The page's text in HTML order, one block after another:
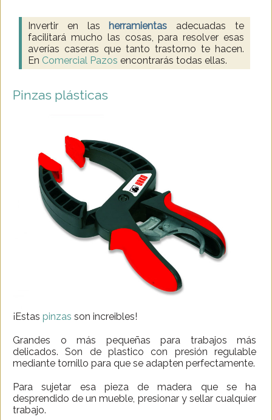
Invertir en las herramientas adecuadas te
facilitará mucho las cosas, para resolver esas
averías caseras que tanto trastorno te hacen.
En Comercial Pazos encontrarás todas ellas.
Pinzas plásticas
¡Estas pinzas son increibles!
Grandes o más pequeñas para trabajos más
delicados. Son de plastico con presión regulable
mediante tornillo para que se adapten perfectamente.
Para sujetar esa pieza de madera que se ha
desprendido de un mueble, presionar y sellar cualquier
trabajo.